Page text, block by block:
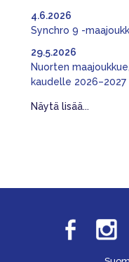
Synchro 9 -
4.6.2026
Nuorten
kaudelle 2026–2027
29.5.2026
Näytä lisää...